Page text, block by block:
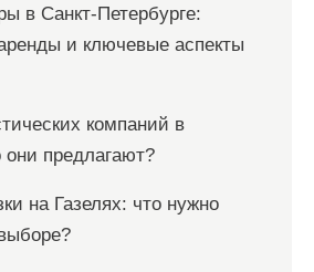
в Санкт-Петербурге:
и ключевые аспекты
компаний в
они предлагают?
на Газелях: что нужно